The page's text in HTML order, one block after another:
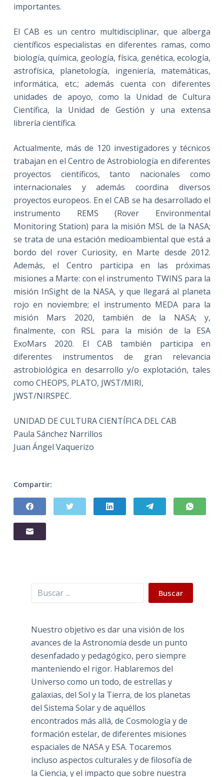
importantes.
El CAB es un centro multidisciplinar, que alberga
científicos especialistas en diferentes ramas, como
biología, química, geología, física, genética, ecología,
astrofísica, planetología, ingeniería, matemáticas,
informática, etc.; además cuenta con diferentes
unidades de apoyo, como la Unidad de Cultura
Científica, la Unidad de Gestión y una extensa
librería científica.
Actualmente, más de 120 investigadores y técnicos
trabajan en el Centro de Astrobiología en diferentes
proyectos científicos, tanto nacionales como
internacionales y además coordina diversos
proyectos europeos. En el CAB se ha desarrollado el
instrumento REMS (Rover Environmental
Monitoring Station) para la misión MSL de la NASA;
se trata de una estación medioambiental que está a
bordo del rover Curiosity, en Marte desde 2012.
Además, el Centro participa en las próximas
misiones a Marte: con el instrumento TWINS para la
misión InSight de la NASA, y que llegará al planeta
rojo en noviembre; el instrumento MEDA para la
misión Mars 2020, también de la NASA; y,
finalmente, con RSL para la misión de la ESA
ExoMars 2020. El CAB también participa en
diferentes instrumentos de gran relevancia
astrobiológica en desarrollo y/o explotación, tales
como CHEOPS, PLATO, JWST/MIRI,
JWST/NIRSPEC.
UNIDAD DE CULTURA CIENTÍFICA DEL CAB
Paula Sánchez Narrillos
Juan Ángel Vaquerizo
Compartir:
Buscar Buscar
Nuestro objetivo es dar una visión de los
avances de la Astronomía desde un punto
desenfadado y pedagógico, pero siempre
manteniendo el rigor. Hablaremos del
Universo como un todo, de estrellas y
galaxias, del Sol y la Tierra, de los planetas
del Sistema Solar y de aquéllos
encontrados más allá, de Cosmología y de
formación estelar, de diferentes misiones
espaciales de NASA y ESA. Tocaremos
incluso aspectos culturales y de filosofía de
la Ciencia, y el impacto que sobre nuestra